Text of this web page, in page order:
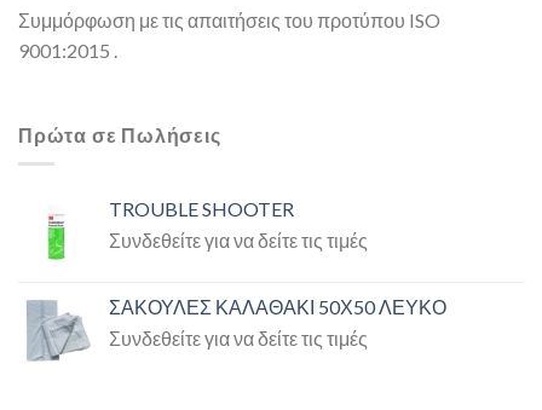
Συμμόρφωση με τις απαιτήσεις του προτύπου ISO
9001:2015 .
Πρώτα σε Πωλήσεις
TROUBLE SHOOTER
Συνδεθείτε για να δείτε τις τιμές
ΣΑΚΟΥΛΕΣ ΚΑΛΑΘΑΚΙ 50Χ50 ΛΕΥΚΟ
Συνδεθείτε για να δείτε τις τιμές